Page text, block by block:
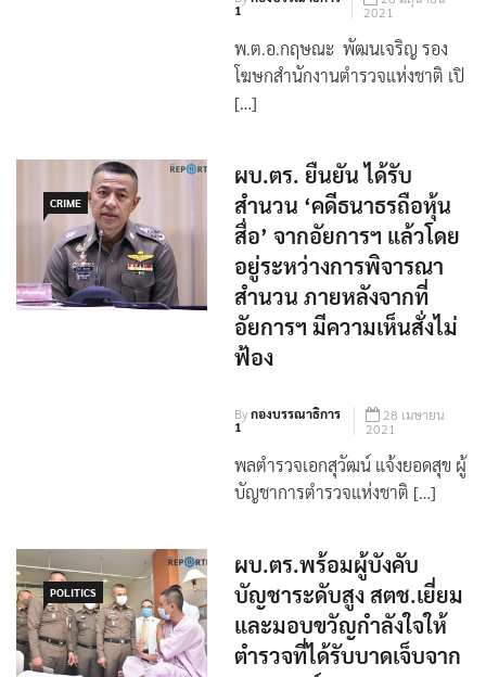
By กองบรรณาธิการ
1
26 มิถุนายน
2021
พ.ต.อ.กฤษณะ พัฒนเจริญ รอง
CRIME
ผบ.ตร. ยืนยัน ได้รับ
สำนวน ‘คดีธนาธรถือหุ้น
สื่อ’ จากอัยการฯ แล้วโดย
อยู่ระหว่างการพิจารณา
สำนวน ภายหลังจากที่
อัยการฯ มีความเห็นสั่งไม่
ฟ้อง
Byกองบรรณาธิการ
1
28 เมษายน
2021
POLITICS
ผบ.ตร.พร้อมผู้บังคับ
บัญชาระดับสูง สตช.เยี่ยม